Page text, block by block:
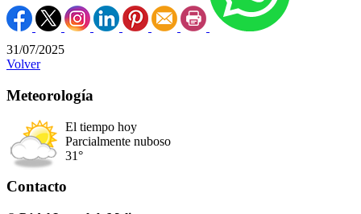
31/07/2025
Volver
Meteorología
El tiempo hoy
Parcialmente nuboso
31°
Contacto